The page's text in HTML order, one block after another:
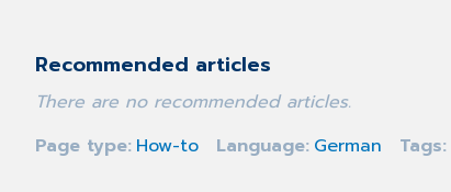
Recommended articles
There are no recommended articles.
Page type How-to Language German Tags